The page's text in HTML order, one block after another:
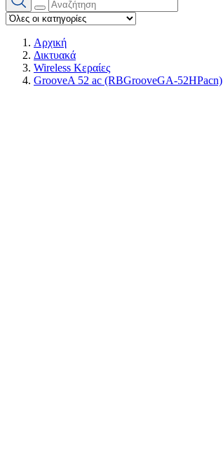
Αρχική
Δικτυακά
Wireless Κεραίες
GrooveA 52 ac (RBGrooveGA-52HPacn)